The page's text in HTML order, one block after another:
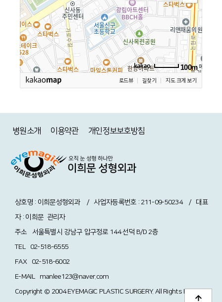
100m
로드뷰 길찾기 지도 크게 보기
병원소개 이용약관 개인정보보호방침
상호명 : 이희문성형외과 / 사업자등록번호 : 211-09-50234 / 대표
자 : 이희문 관리자
주소 서울특별시 강남구 압구정로 144 선덕 B/D 2층
TEL 02-518-6555
FAX 02-518-6002
E-MAIL manlee123@naver.com
Copyright © 2004 EYEMAGIC PLASTIC SURGERY. All Rights Reserved.